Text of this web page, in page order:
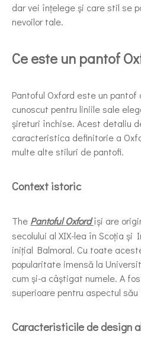
dar vei înțelege și care stil se
nevoilor tale.
Ce este un pantof
Pantoful Oxford este un pantof
cunoscut pentru liniile sale
șireturi închise. Acest detaliu
caracteristica definitorie a
multe alte stiluri de pantofi.
Context istoric
The Pantoful Oxfordîși are
secolului al XIX-lea în Scoția și
inițial Balmoral. Cu toate
popularitate imensă la
cum și-a câștigat numele. A
superioare pentru aspectul
Caracteristicile de design